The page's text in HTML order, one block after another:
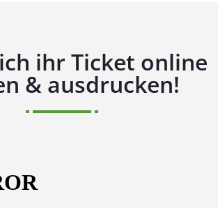
ihr Ticket online
& ausdrucken!